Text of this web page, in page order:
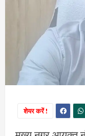
शेयर करें !